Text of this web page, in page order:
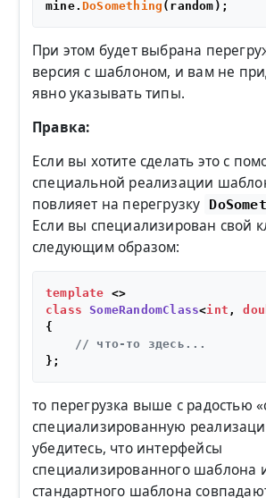
mine. DoSomething
При этом будет выбрана
версия с шаблоном, и вам не
явно указывать типы.
Правка:
Если вы хотите сделать это с
специальной реализации
повлияет на перегрузку
Если вы специализирован свой
следующим образом:
template
class
SomeRandomClass<int ,
{
// что-то здесь...
то перегрузка выше с радостью
специализированную
убедитесь, что интерфейсы
специализированного шаблона
стандартного шаблона